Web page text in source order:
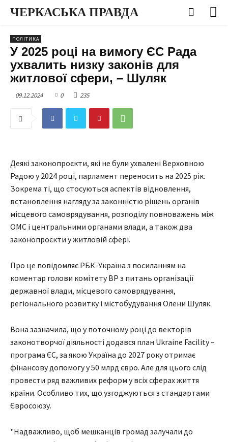
ЧЕРКАСЬКА ПРАВДА
ПОЛІТИКА
У 2025 році на вимогу ЄС Рада
ухвалить низку законів для
житлової сфери, – Шуляк
09.12.2024 0 235
Деякі законопроєкти, які не були ухвалені Верховною
Радою у 2024 році, парламент переносить на 2025 рік.
Зокрема ті, що стосуються аспектів відновлення,
встановлення нагляду за законністю рішень органів
місцевого самоврядування, розподілу повноважень між
ОМС і центральними органами влади, а також два
законопроєкти у житловій сфері.
Про це повідомляє РБК-Україна з посиланням на
коментар голови комітету ВР з питань організації
державної влади, місцевого самоврядування,
регіонального розвитку і містобудування Олени Шуляк.
Вона зазначила, що у поточному році до векторів
законотворчої діяльності додався план Ukraine Facility –
програма ЄС, за якою Україна до 2027 року отримає
фінансову допомогу у 50 млрд євро. Але для цього слід
провести ряд важливих реформ у всіх сферах життя
країни. Особливо тих, що узгоджуються з стандартами
Євросоюзу.
"Надважливо, щоб мешканців громад залучали до